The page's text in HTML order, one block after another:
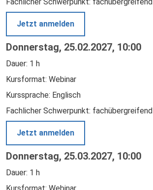
Jetzt anmelden
Donnerstag, 25.02.2027, 10:00
Dauer: 1 h
Kursformat: Webinar
Kurssprache: Englisch
Fachlicher Schwerpunkt: fachübergreifend
Jetzt anmelden
Donnerstag, 25.03.2027, 10:00
Dauer: 1 h
Kursformat: Webinar